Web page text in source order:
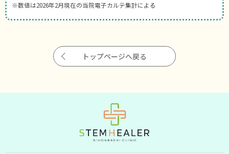
※数値は2026年2月現在の当院電子カルテ集計による
トップページへ戻る